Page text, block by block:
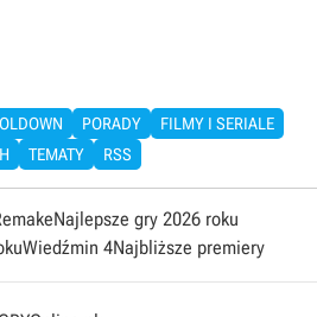
PORADY
FILMY I SERIALE
TEMATY RSS
Najlepsze gry 2026 roku
Wiedźmin 4Najbliższe premiery